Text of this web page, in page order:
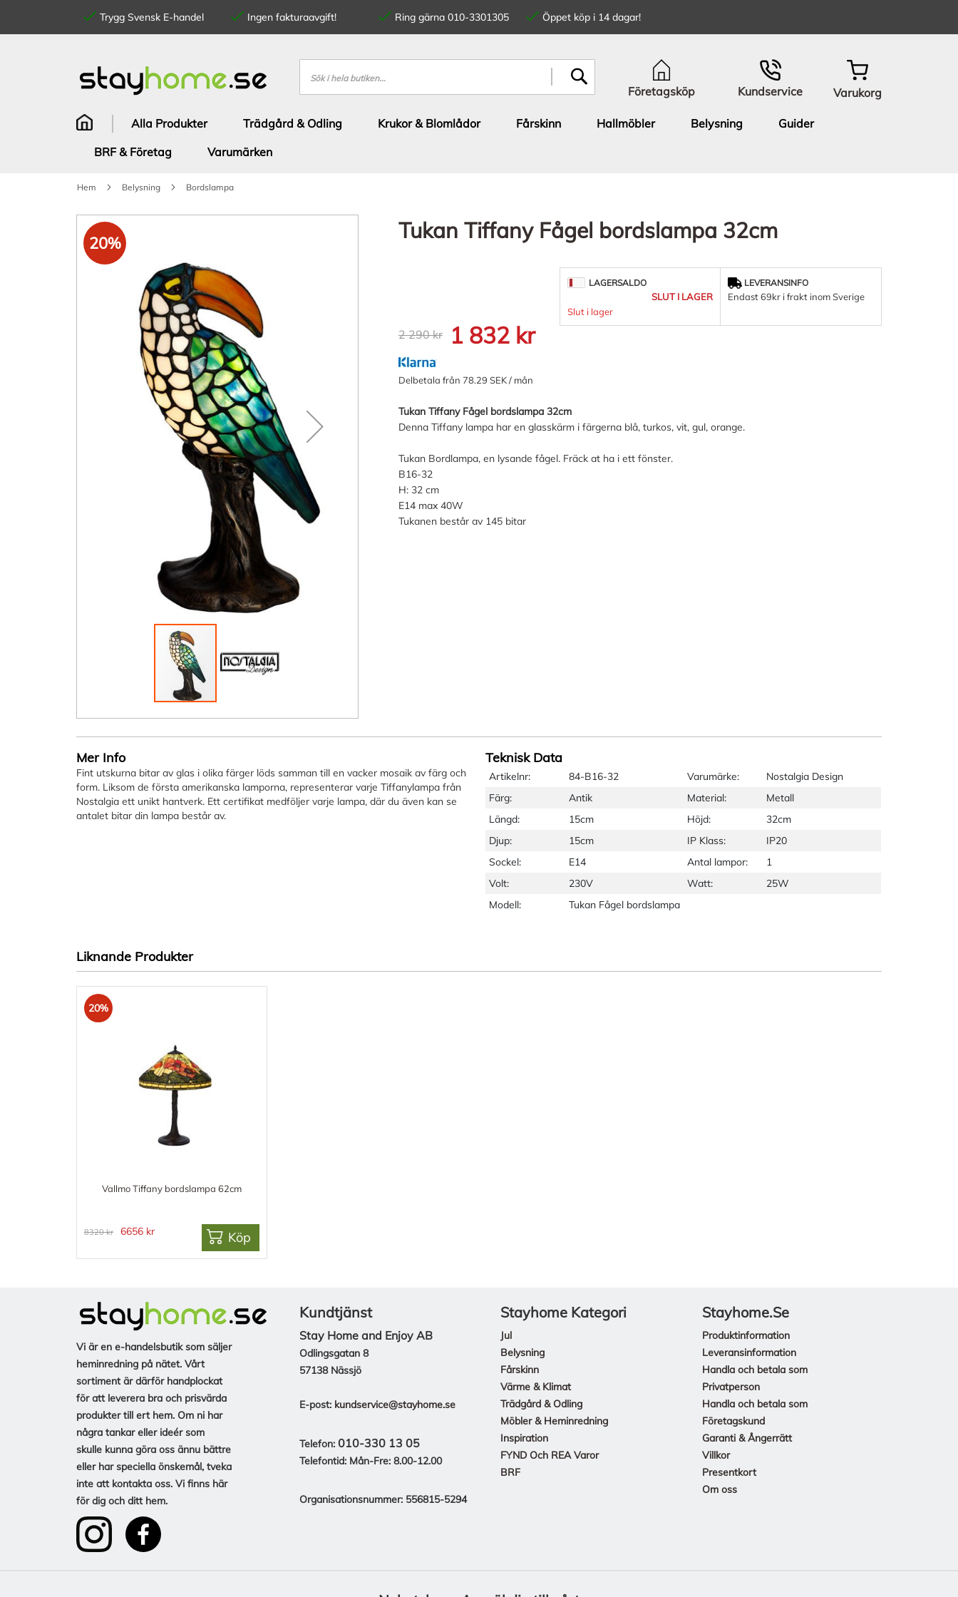
Trygg Svensk E-handel Ingen fakturaavgift! Ring gärna 010-3301305
Öppet köp i 14 dagar!
innehållet
Sök
Företagsköp Kundservice Varukorg
Alla Produkter Trädgård & Odling Krukor & Blomlådor Fårskinn Hallmöbler Belysning
Guider
BRF & Företag
Varumärken
Hem Belysning Bordslampa
Hoppa
till
slutet
till
början
av
bildgalleriet
20% Tukan Tiffany Fågel bordslampa 32cm
2 290 kr 1 832 kr
Delbetala från 78.29 SEK / mån
LAGERSALDO
SLUT I LAGER
Slut i lager
LEVERANSINFO
Endast 69kr i frakt inom Sverige
Tukan Tiffany Fågel bordslampa 32cm
Denna Tiffany lampa har en glasskärm i färgerna blå, turkos, vit, gul, orange.
Tukan Bordlampa, en lysande fågel. Fräck at ha i ett fönster.
B16-32
H: 32 cm
E14 max 40W
Tukanen består av 145 bitar
Mer Info
Fint utskurna bitar av glas i olika färger löds samman till en vacker mosaik av färg och
form. Liksom de första amerikanska lamporna, representerar varje Tiffanylampa från
Nostalgia ett unikt hantverk. Ett certifikat medföljer varje lampa, där du även kan se
antalet bitar din lampa består av.
Teknisk Data
Artikelnr: 84-B16-32 Varumärke:
Nostalgia Design
Färg:
Antik Material:
Metall
Längd:
15cm Höjd:
32cm
Djup:
15cm IP Klass:
IP20
Sockel:
E14 Antal lampor:
1
Volt:
230V Watt:
25W
Modell:
Tukan Fågel bordslampa
Liknande Produkter
20%
Vallmo Tiffany bordslampa 62cm
8320 kr 6656 kr Köp
Vi är en e-handelsbutik som säljer
heminredning på nätet. Vårt
sortiment är därför handplockat
för att leverera bra och prisvärda
produkter till ert hem. Om ni har
några tankar eller ideér som
skulle kunna göra oss ännu bättre
eller har speciella önskemål, tveka
inte att kontakta oss. Vi finns här
för dig och ditt hem.
Kundtjänst
Stay Home and Enjoy AB
Odlingsgatan 8
57138 Nässjö
E-post: kundservice@stayhome.se
Telefon: 010-330 13 05
Telefontid: Mån-Fre: 8.00-12.00
Organisationsnummer: 556815-5294
Stayhome Kategori
Jul
Belysning
Fårskinn
Värme & Klimat
Trädgård & Odling
Möbler & Heminredning
Inspiration
FYND Och REA Varor
BRF
Stayhome.se
Produktinformation
Leveransinformation
Handla och betala som
Privatperson
Handla och betala som
Företagskund
Garanti & Ångerrätt
Villkor
Presentkort
Om oss